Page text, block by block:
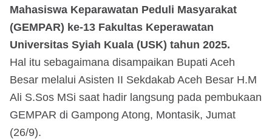
Mahasiswa Keparawatan Peduli Masyarakat
(GEMPAR) ke-13 Fakultas Keperawatan
Universitas Syiah Kuala (USK) tahun 2025.
Hal itu sebagaimana disampaikan Bupati Aceh
Besar melalui Asisten II Sekdakab Aceh Besar H.M
Ali S.Sos MSi saat hadir langsung pada pembukaan
GEMPAR di Gampong Atong, Montasik, Jumat
(26/9).